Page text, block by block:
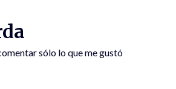
sólo lo que me gustó